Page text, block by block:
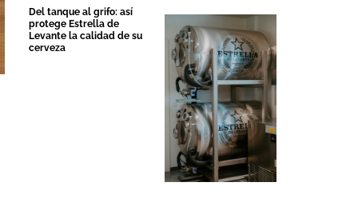
Del tanque al grifo: así
protege Estrella de
Levante la calidad de su
cerveza